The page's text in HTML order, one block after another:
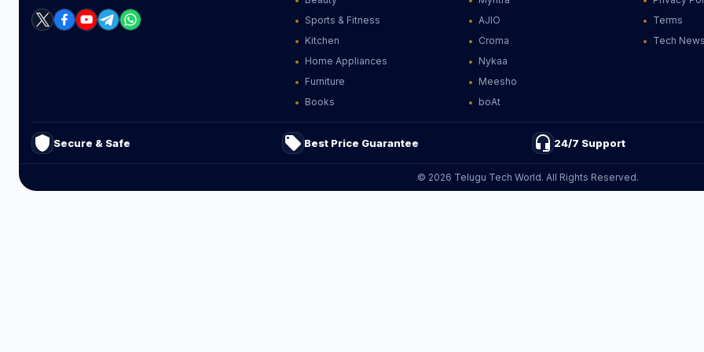
Sports & Fitness
Kitchen
Home Appliances
Furniture
Books
AJIO
Croma
Nykaa
Meesho
boAt
Terms
Tech News
shield Secure & Safe local_offer Best Price Guarantee headset_mic 24/7 Support
© 2026 Telugu Tech World. All Rights Reserved.